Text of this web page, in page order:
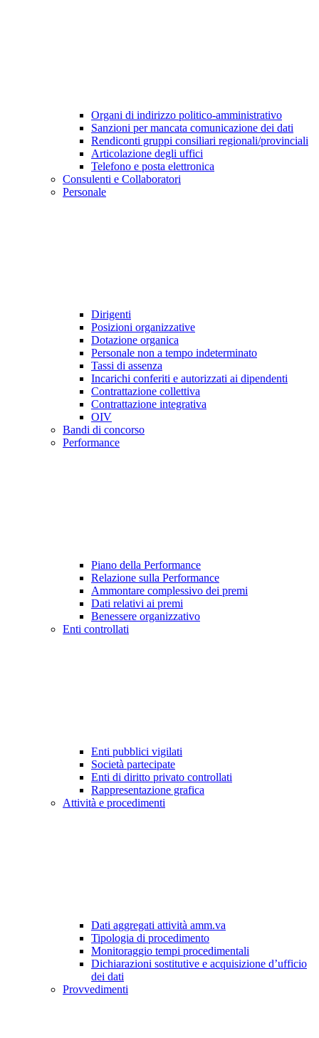
Organi di indirizzo politico-amministrativo
Sanzioni per mancata comunicazione dei dati
Rendiconti gruppi consiliari regionali/provinciali
Articolazione degli uffici
Telefono e posta elettronica
Consulenti e Collaboratori
Personale
Dirigenti
Posizioni organizzative
Dotazione organica
Personale non a tempo indeterminato
Tassi di assenza
Incarichi conferiti e autorizzati ai dipendenti
Contrattazione collettiva
Contrattazione integrativa
OIV
Bandi di concorso
Performance
Piano della Performance
Relazione sulla Performance
Ammontare complessivo dei premi
Dati relativi ai premi
Benessere organizzativo
Enti controllati
Enti pubblici vigilati
Società partecipate
Enti di diritto privato controllati
Rappresentazione grafica
Attività e procedimenti
Dati aggregati attività amm.va
Tipologia di procedimento
Monitoraggio tempi procedimentali
Dichiarazioni sostitutive e acquisizione d’ufficio
dei dati
Provvedimenti